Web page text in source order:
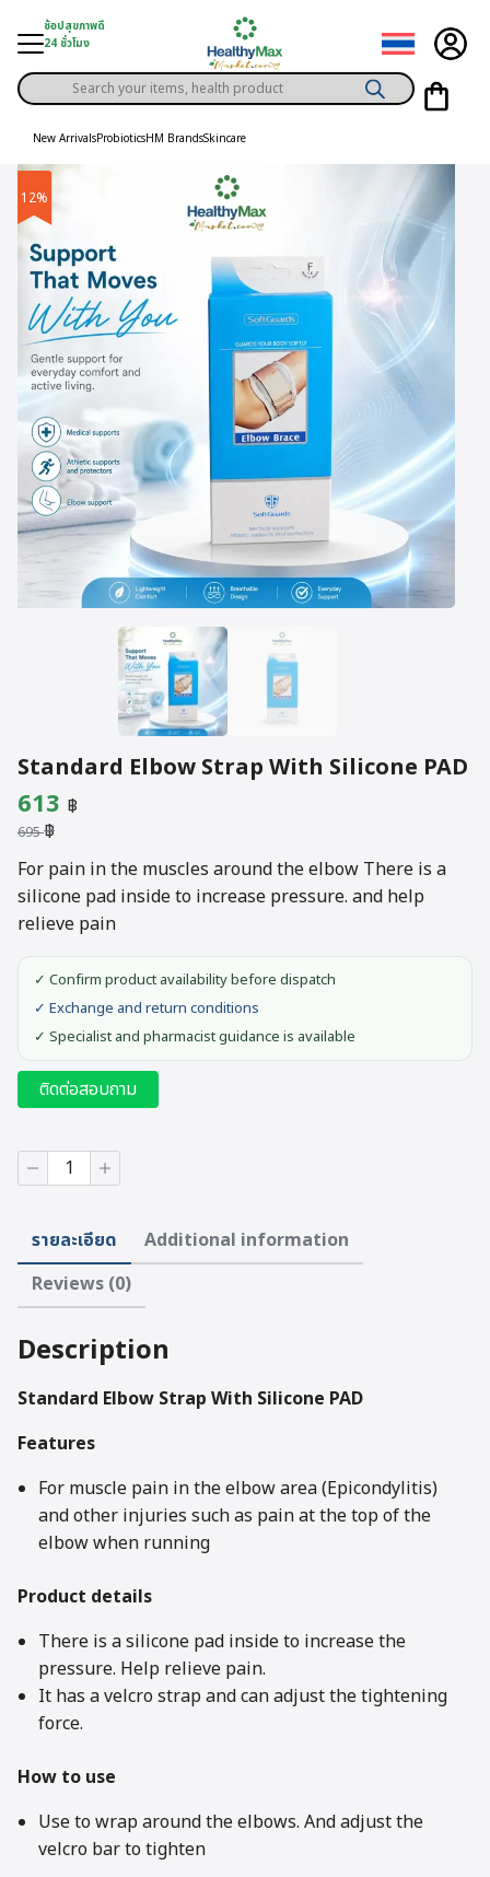
content
ช้อปสุขภาพดี
24 ชั่วโมง
Solution
Privilege
Content
Products
search
New ArrivalsProbioticsHM BrandsSkincare
12%
Standard Elbow Strap With Silicone PAD
695฿
Original
price
was:
695 ฿.
613 ฿
is:
613 ฿.
For pain in the muscles around the elbow There is a
silicone pad inside to increase pressure. and help
relieve pain
✓ Confirm product availability before dispatch
✓ Exchange and return conditions
✓ Specialist and pharmacist guidance is available
ติดต่อสอบถาม
Standard
Elbow
Silicone
PAD
quantity
รายละเอียด
Additional information
Reviews (0)
Description
Standard Elbow Strap With Silicone PAD
Features
For muscle pain in the elbow area (Epicondylitis)
and other injuries such as pain at the top of the
elbow when running
Product details
There is a silicone pad inside to increase the
pressure. Help relieve pain.
It has a velcro strap and can adjust the tightening
force.
How to use
Use to wrap around the elbows. And adjust the
velcro bar to tighten